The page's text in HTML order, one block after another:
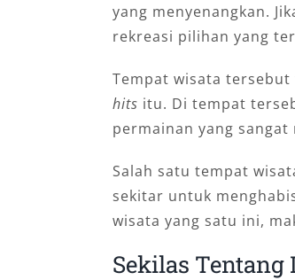
yang menyenangkan.
rekreasi pilihan yang
Tempat wisata
hits itu. Di tempat
permainan yang sangat
Salah satu tempat
sekitar untuk
wisata yang satu ini,
Sekilas